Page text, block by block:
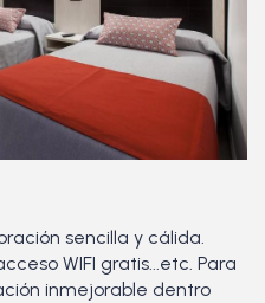
sencilla y cálida.
WIFI gratis...etc. Para
inmejorable dentro